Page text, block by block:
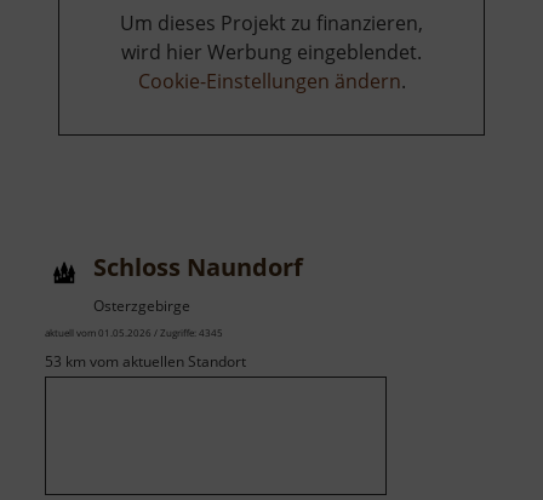
Um dieses Projekt zu finanzieren,
wird hier Werbung eingeblendet.
Cookie-Einstellungen ändern.
Schloss Naundorf
Osterzgebirge
aktuell vom 01.05.2026 / Zugriffe: 4345
53 km vom aktuellen Standort